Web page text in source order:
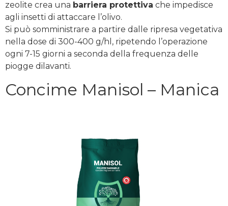
zeolite crea una barriera protettiva che impedisce
agli insetti di attaccare l’olivo.
Si può somministrare a partire dalle ripresa vegetativa
nella dose di 300-400 g/hl, ripetendo l’operazione
ogni 7-15 giorni a seconda della frequenza delle
piogge dilavanti.
Concime Manisol – Manica